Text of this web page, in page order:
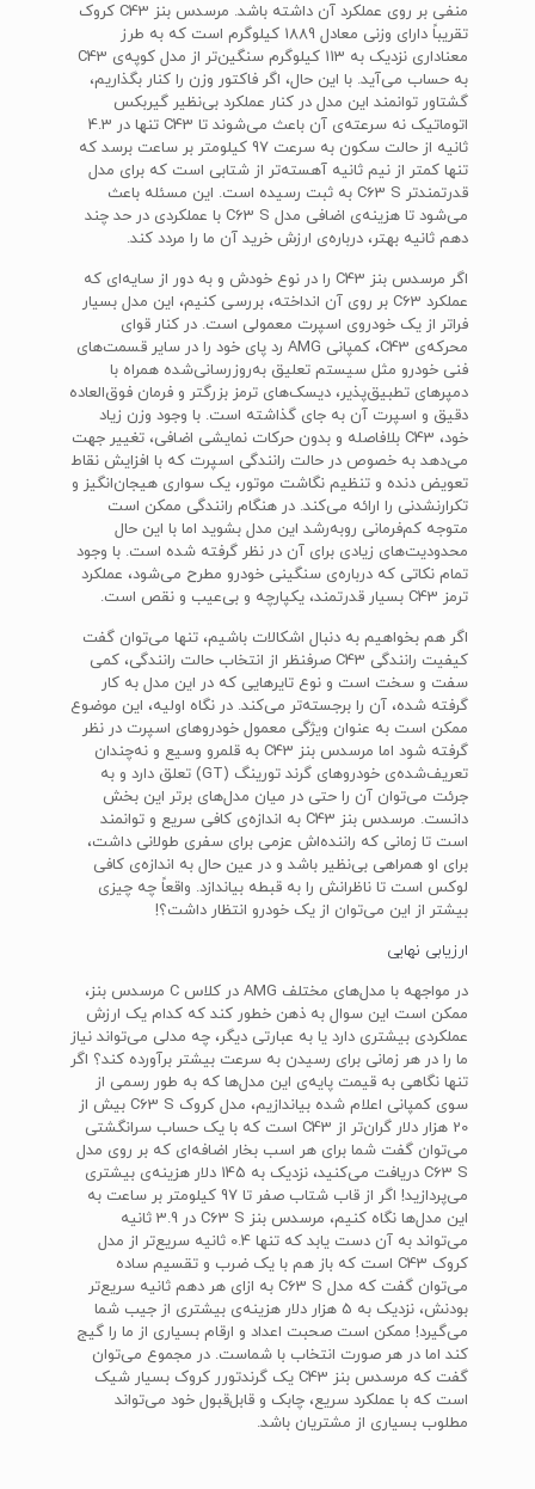
منفی بر روی عملکرد آن داشته باشد. مرسدس بنز C43 کروک
تقریباً دارای وزنی معادل 1889 کیلوگرم است که به طرز
معناداری نزدیک به 113 کیلوگرم سنگین‌تر از مدل کوپه‌ی C43
به حساب می‌آید. با این حال، اگر فاکتور وزن را کنار بگذاریم،
گشتاور توانمند این مدل در کنار عملکرد بی‌نظیر گیربکس
اتوماتیک نه سرعته‌ی آن باعث می‌شوند تا C43 تنها در 4.3
ثانیه از حالت سکون به سرعت 97 کیلومتر بر ساعت برسد که
تنها کمتر از نیم ثانیه آهسته‌تر از شتابی است که برای مدل
قدرتمندتر C63 S به ثبت رسیده است. این مسئله باعث
می‌شود تا هزینه‌ی اضافی مدل C63 S با عملکردی در حد چند
دهم ثانیه بهتر، درباره‌ی ارزش خرید آن ما را مردد کند.
اگر مرسدس بنز C43 را در نوع خودش و به دور از سایه‌ای که
عملکرد C63 بر روی آن انداخته، بررسی کنیم، این مدل بسیار
فراتر از یک خودروی اسپرت معمولی است. در کنار قوای
محرکه‌ی C43، کمپانی AMG رد پای خود را در سایر قسمت‌های
فنی خودرو مثل سیستم تعلیق به‌روزرسانی‌شده همراه با
دمپرهای تطبیق‌پذیر، دیسک‌های ترمز بزرگتر و فرمان فوق‌العاده
دقیق و اسپرت آن به جای گذاشته است. با وجود وزن زیاد
خود، C43 بلافاصله و بدون حرکات نمایشی اضافی، تغییر جهت
می‌دهد به خصوص در حالت رانندگی اسپرت که با افزایش نقاط
تعویض دنده و تنظیم نگاشت موتور، یک سواری هیجان‌انگیز و
تکرارنشدنی را ارائه می‌کند. در هنگام رانندگی ممکن است
متوجه کم‌فرمانی روبه‌رشد این مدل بشوید اما با این حال
محدودیت‌های زیادی برای آن در نظر گرفته شده است. با وجود
تمام نکاتی که درباره‌ی سنگینی خودرو مطرح می‌شود، عملکرد
ترمز C43 بسیار قدرتمند، یکپارچه و بی‌عیب و نقص است.
اگر هم بخواهیم به دنبال اشکالات باشیم، تنها می‌توان گفت
کیفیت رانندگی C43 صرفنظر از انتخاب حالت رانندگی، کمی
سفت و سخت است و نوع تایرهایی که در این مدل به کار
گرفته شده، آن را برجسته‌تر می‌کند. در نگاه اولیه، این موضوع
ممکن است به عنوان ویژگی معمول خودروهای اسپرت در نظر
گرفته شود اما مرسدس بنز C43 به قلمرو وسیع و نه‌چندان
تعریف‌شده‌ی خودروهای گرند تورینگ (GT) تعلق دارد و به
جرئت می‌توان آن را حتی در میان مدل‌های برتر این بخش
دانست. مرسدس بنز C43 به اندازه‌ی کافی سریع و توانمند
است تا زمانی که راننده‌اش عزمی برای سفری طولانی داشت،
برای او همراهی بی‌نظیر باشد و در عین حال به اندازه‌ی کافی
لوکس است تا ناظرانش را به قبطه بیاندازد. واقعاً چه چیزی
بیشتر از این می‌توان از یک خودرو انتظار داشت؟!
ارزیابی نهایی
در مواجهه با مدل‌های مختلف AMG در کلاس C مرسدس بنز،
ممکن است این سوال به ذهن خطور کند که کدام یک ارزش
عملکردی بیشتری دارد یا به عبارتی دیگر، چه مدلی می‌تواند نیاز
ما را در هر زمانی برای رسیدن به سرعت بیشتر برآورده کند؟ اگر
تنها نگاهی به قیمت پایه‌ی این مدل‌ها که به طور رسمی از
سوی کمپانی اعلام شده بیاندازیم، مدل کروک C63 S بیش از
20 هزار دلار گران‌تر از C43 است که با یک حساب سرانگشتی
می‌توان گفت شما برای هر اسب بخار اضافه‌ای که بر روی مدل
C63 S دریافت می‌کنید، نزدیک به 145 دلار هزینه‌ی بیشتری
می‌پردازید! اگر از قاب شتاب صفر تا 97 کیلومتر بر ساعت به
این مدل‌ها نگاه کنیم، مرسدس بنز C63 S در 3.9 ثانیه
می‌تواند به آن دست یابد که تنها 0.4 ثانیه سریع‌تر از مدل
کروک C43 است که باز هم با یک ضرب و تقسیم ساده
می‌توان گفت که مدل C63 S به ازای هر دهم ثانیه سریع‌تر
بودنش، نزدیک به 5 هزار دلار هزینه‌ی بیشتری از جیب شما
می‌گیرد! ممکن است صحبت اعداد و ارقام بسیاری از ما را گیج
کند اما در هر صورت انتخاب با شماست. در مجموع می‌توان
گفت که مرسدس بنز C43 یک گرندتورر کروک بسیار شیک
است که با عملکرد سریع، چابک و قابل‌قبول خود می‌تواند
مطلوب بسیاری از مشتریان باشد.